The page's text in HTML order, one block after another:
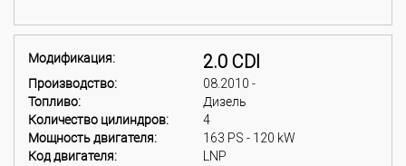
Модификация: 2.0 CDI
Производство:
08.2010 -
Топливо:
Дизель
Количество цилиндров:
4
Мощность двигателя:
163 PS - 120 kW
Код двигателя:
LNP